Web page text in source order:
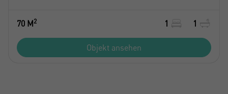
70 M2 1 1
Objekt ansehen